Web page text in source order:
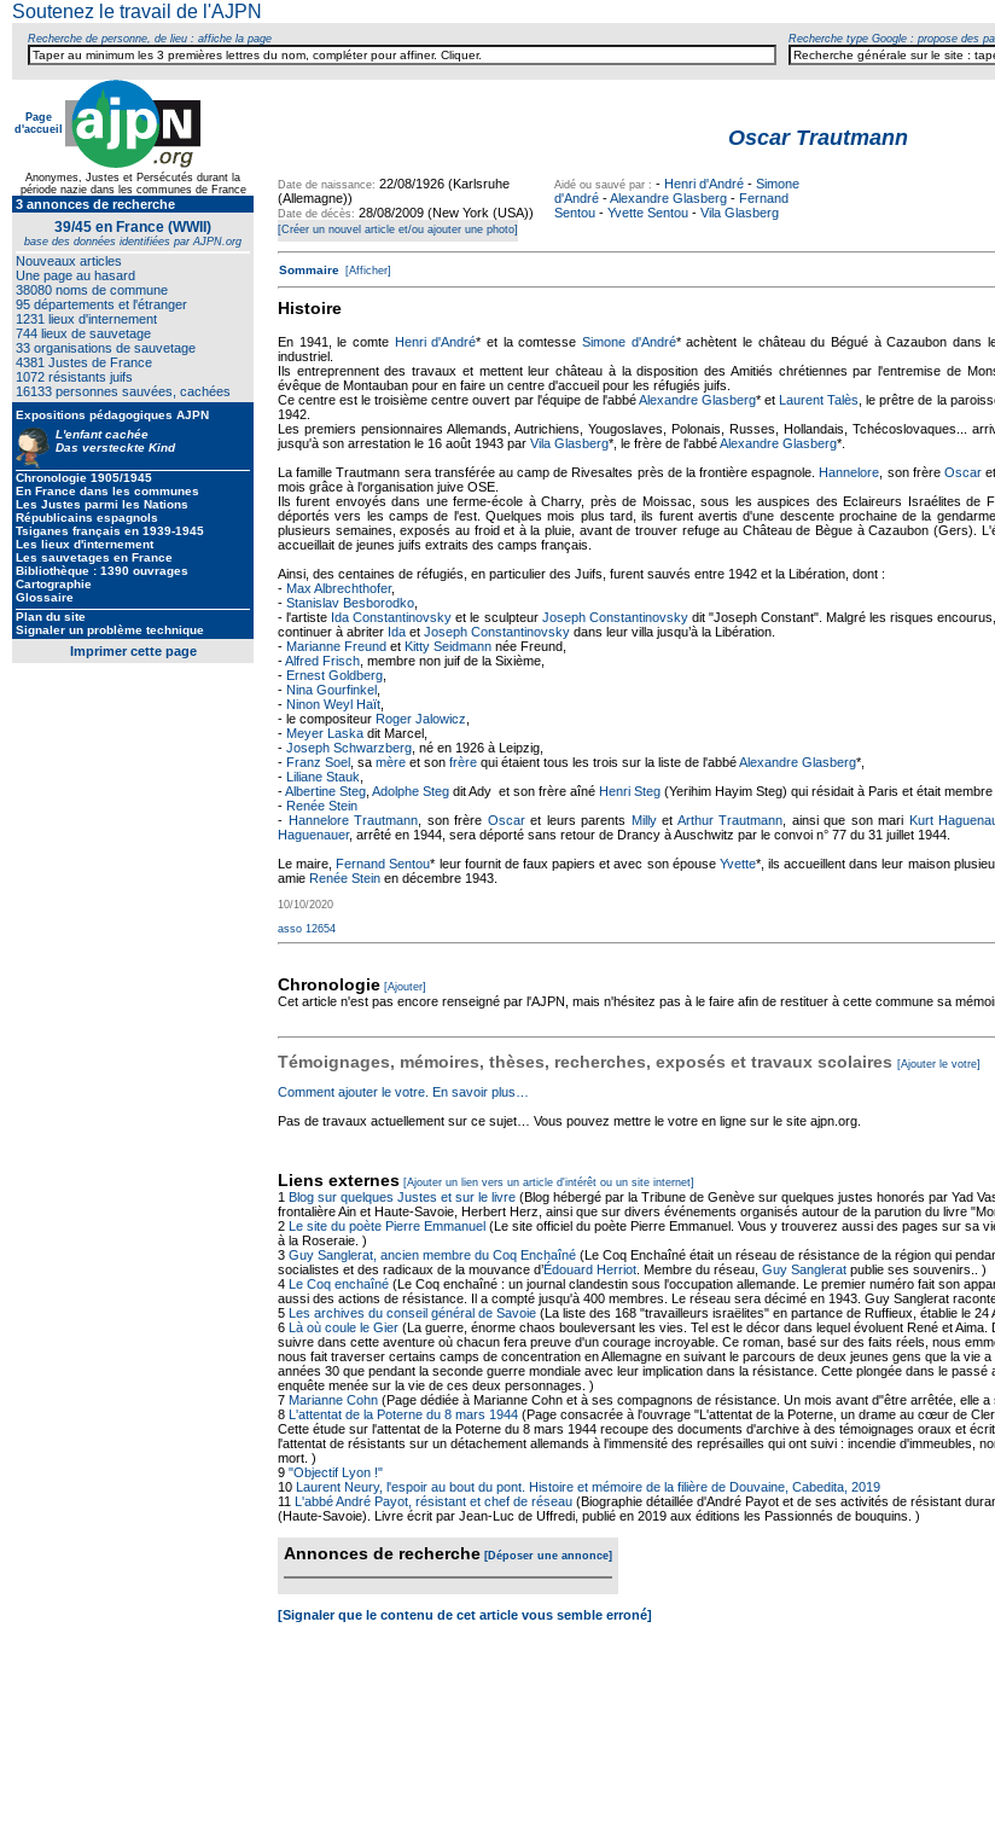
Soutenez le travail de l'AJPN
Recherche de personne, de lieu : affiche la page Recherche type Google : propose des
Page
d'accueil
Anonymes, Justes et Persécutés durant la
période nazie dans les communes de France
3 annonces de recherche
39/45 en France (WWII)
base des données identifiées par AJPN.org
Nouveaux articles
Une page au hasard
38080 noms de commune
95 départements et l'étranger
1231 lieux d'internement
744 lieux de sauvetage
33 organisations de sauvetage
4381 Justes de France
1072 résistants juifs
16133 personnes sauvées, cachées
Expositions pédagogiques AJPN
L'enfant cachée
Das versteckte Kind
Chronologie 1905/1945
En France dans les communes
Les Justes parmi les Nations
Républicains espagnols
Tsiganes français en 1939-1945
Les lieux d'internement
Les sauvetages en France
Bibliothèque : 1390 ouvrages
Cartographie
Glossaire
Plan du site
Signaler un problème technique
Imprimer cette page
Oscar Trautmann
Date de naissance: 22/08/1926 (Karlsruhe
(Allemagne))
Date de décès: 28/08/2009 (New York (USA))
Aidé ou sauvé par : - Henri d'André - Simone
d'André -Alexandre Glasberg - Fernand
Sentou - Yvette Sentou - Vila Glasberg
[Créer un nouvel article et/ou ajouter une photo]
Sommaire [Afficher]
Histoire
En 1941, le comte Henri d'André* et la comtesseSimone d'André* achètent le château du Bégué à Cazaubon dans
industriel.
Ils entreprennent des travaux et mettent leur château à la disposition des Amitiés chrétiennes par l'entremise de
évêque de Montauban pour en faire un centre d'accueil pour les réfugiés juifs.
Ce centre est le troisième centre ouvert par l'équipe de l'abbéAlexandre Glasberg* etLaurent Talès , le prêtre de la
1942.
Les premiers pensionnaires Allemands, Autrichiens, Yougoslaves, Polonais, Russes, Hollandais, Tchécoslovaques...
jusqu'à son arrestation le 16 août 1943 par Vila Glasberg*, le frère de l'abbéAlexandre Glasberg*.
La famille Trautmann sera transférée au camp de Rivesaltes près de la frontière espagnole.Hannelore , son frère Oscar
mois grâce à l'organisation juive OSE.
Ils furent envoyés dans une ferme-école à Charry, près de Moissac, sous les auspices des Eclaireurs Israélites de
déportés vers les camps de l'est. Quelques mois plus tard, ils furent avertis d'une descente prochaine de la
plusieurs semaines, exposés au froid et à la pluie, avant de trouver refuge au Château de Bègue à Cazaubon (Gers).
accueillait de jeunes juifs extraits des camps français.
Ainsi, des centaines de réfugiés, en particulier des Juifs, furent sauvés entre 1942 et la Libération, dont :
- Max Albrechthofer,
- Stanislav Besborodko
- l'artiste Ida Constantinovsky et le sculpteur Joseph Constantinovskydit "Joseph Constant". Malgré les risques
continuer à abriter Ida et Joseph Constantinovsky dans leur villa jusqu’à la Libération.
- Marianne Freund et Kitty Seidmann née Freund,
-Alfred Frisch , membre non juif de la Sixième,
- Ernest Goldberg
- Nina Gourfinkel
- Ninon Weyl Haït
- le compositeur Roger Jalowicz
- Meyer Laska dit Marcel,
- Joseph Schwarzberg , né en 1926 à Leipzig,
- Franz Soel , sa mère et son frère qui étaient tous les trois sur la liste de l'abbéAlexandre Glasberg*,
- Liliane Stauk
-Albertine Steg Adolphe Steg dit Ady et son frère aîné Henri Steg (Yerihim Hayim Steg) qui résidait à Paris et était
- Renée Stein
- Hannelore Trautmann , son frère Oscaret leurs parents Millyet Arthur Trautmann , ainsi que son mari Kurt
Haguenauer, arrêté en 1944, sera déporté sans retour de Drancy à Auschwitz par le convoi n° 77 du 31 juillet 1944.
Le maire,Fernand Sentou* leur fournit de faux papiers et avec son épouse Yvette*, ils accueillent dans leur maison
amie Renée Stein en décembre 1943.
10/10/2020
asso 12654
Chronologie [Ajouter]
Cet article n'est pas encore renseigné par l'AJPN, mais n'hésitez pas à le faire afin de restituer à cette commune sa
Témoignages, mémoires, thèses, recherches, exposés et travaux scolaires [Ajouter le votre]
Comment ajouter le votre. En savoir plus…
Pas de travaux actuellement sur ce sujet… Vous pouvez mettre le votre en ligne sur le site ajpn.org.
Liens externes [Ajouter un lien vers un article d'intérêt ou un site internet]
1 Blog sur quelques Justes et sur le livre (Blog hébergé par la Tribune de Genève sur quelques justes honorés par Yad
frontalière Ain et Haute-Savoie, Herbert Herz, ainsi que sur divers événements organisés autour de la parution du livre
2 Le site du poète Pierre Emmanuel (Le site officiel du poète Pierre Emmanuel. Vous y trouverez aussi des pages sur sa
à la Roseraie. )
3 Guy Sanglerat, ancien membre du Coq Enchaîné (Le Coq Enchaîné était un réseau de résistance de la région qui
socialistes et des radicaux de la mouvance d’Édouard Herriot . Membre du réseau, Guy Sanglerat publie ses souvenirs.. )
4 Le Coq enchaîné (Le Coq enchaîné : un journal clandestin sous l'occupation allemande. Le premier numéro fait son
aussi des actions de résistance. Il a compté jusqu'à 400 membres. Le réseau sera décimé en 1943. Guy Sanglerat
5 Les archives du conseil général de Savoie (La liste des 168 "travailleurs israëlites" en partance de Ruffieux, établie le 24
6 Là où coule le Gier (La guerre, énorme chaos bouleversant les vies. Tel est le décor dans lequel évoluent René et
suivre dans cette aventure où chacun fera preuve d'un courage incroyable. Ce roman, basé sur des faits réels, nous
nous fait traverser certains camps de concentration en Allemagne en suivant le parcours de deux jeunes gens que la vie
années 30 que pendant la seconde guerre mondiale avec leur implication dans la résistance. Cette plongée dans le
enquête menée sur la vie de ces deux personnages. )
7 Marianne Cohn (Page dédiée à Marianne Cohn et à ses compagnons de résistance. Un mois avant d"être arrêtée, elle
8 L'attentat de la Poterne du 8 mars 1944 (Page consacrée à l'ouvrage "L'attentat de la Poterne, un drame au cœur de
Cette étude sur l'attentat de la Poterne du 8 mars 1944 recoupe des documents d'archive à des témoignages oraux et
l'attentat de résistants sur un détachement allemands à l'immensité des représailles qui ont suivi : incendie d'immeubles,
mort. )
9 "Objectif Lyon !"
10 Laurent Neury, l'espoir au bout du pont. Histoire et mémoire de la filière de Douvaine, Cabedita, 2019
11 L'abbé André Payot, résistant et chef de réseau (Biographie détaillée d'André Payot et de ses activités de résistant
(Haute-Savoie). Livre écrit par Jean-Luc de Uffredi, publié en 2019 aux éditions les Passionnés de bouquins. )
Annonces de recherche [Déposer une annonce]
[Signaler que le contenu de cet article vous semble erroné]